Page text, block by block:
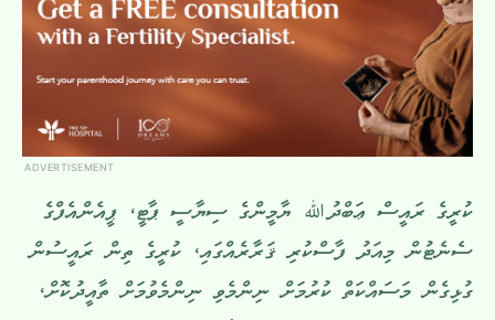
ADVERTISEMENT
ކުރީގެ ރައީސް ޢަބްދުﷲ ޔާމީންގެ ސިޔާސީ ޕާޓީ، ޕީއެންއެފްގެ
ސެނެޓުން މިއަދު ފާސްކުރި ޤަރާރެއްގައި، ކުރީގެ ތިން ރައީސުން
ގުޅިގެން މަސައްކަތް ކުރުމަށް ނިންމެވި ނިންމެވުމަށް ތާއީދުކޮށް،